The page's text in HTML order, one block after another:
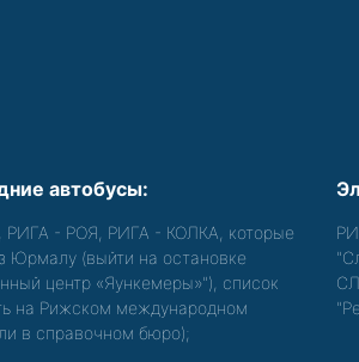
автобусы:
- РОЯ, РИГА - КОЛКА, которые
Юрмалу (выйти на остановке
центр «Яункемеры»"), список
на Рижском международном
в справочном бюро);